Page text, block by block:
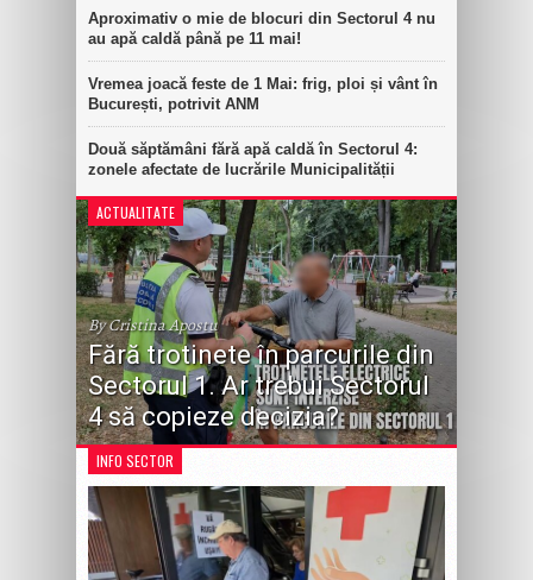
Aproximativ o mie de blocuri din Sectorul 4 nu
au apă caldă până pe 11 mai!
Vremea joacă feste de 1 Mai: frig, ploi și vânt în
București, potrivit ANM
Două săptămâni fără apă caldă în Sectorul 4:
zonele afectate de lucrările Municipalității
ACTUALITATE
By Cristina Apostu
Fără trotinete în parcurile din
Sectorul 1. Ar trebui Sectorul
4 să copieze decizia?
INFO SECTOR